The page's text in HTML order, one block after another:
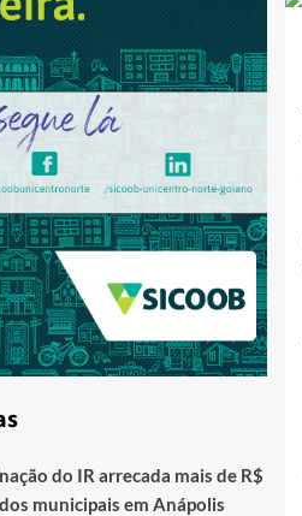
do IR arrecada mais de R$
municipais em Anápolis